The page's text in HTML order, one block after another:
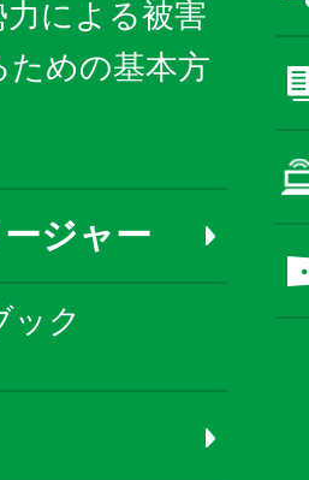
力による被害
ための基本方
ジャー
ック